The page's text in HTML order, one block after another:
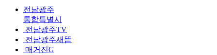
전남광주
통합특별시
전남광주TV
전남광주새뜸
매거진G